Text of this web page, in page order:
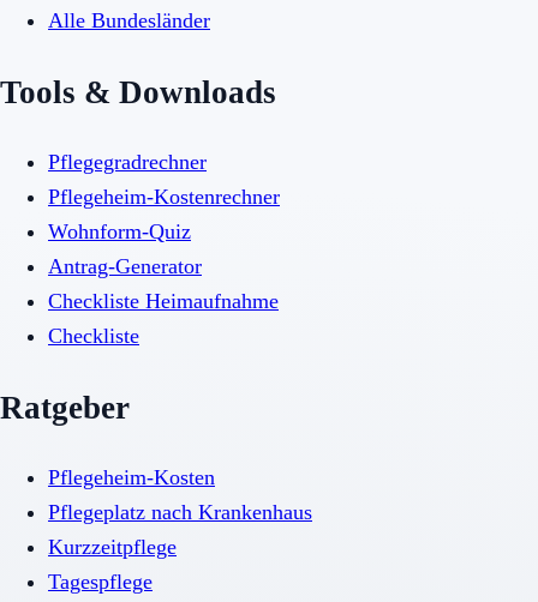
Alle Bundesländer
Tools & Downloads
Pflegegradrechner
Pflegeheim-Kostenrechner
Wohnform-Quiz
Antrag-Generator
Checkliste Heimaufnahme
Checkliste
Ratgeber
Pflegeheim-Kosten
Pflegeplatz nach Krankenhaus
Kurzzeitpflege
Tagespflege